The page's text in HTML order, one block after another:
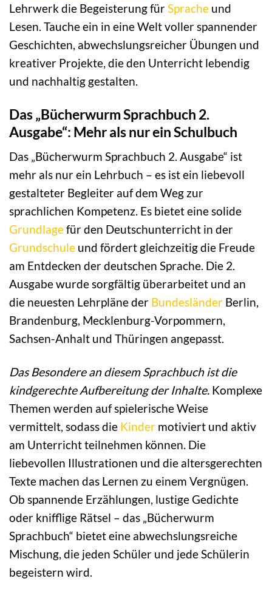
Lehrwerk die Begeisterung für Sprache und
Lesen. Tauche ein in eine Welt voller spannender
Geschichten, abwechslungsreicher Übungen und
kreativer Projekte, die den Unterricht lebendig
und nachhaltig gestalten.
Das „Bücherwurm Sprachbuch 2.
Ausgabe“: Mehr als nur ein Schulbuch
Das „Bücherwurm Sprachbuch 2. Ausgabe“ ist
mehr als nur ein Lehrbuch – es ist ein liebevoll
gestalteter Begleiter auf dem Weg zur
sprachlichen Kompetenz. Es bietet eine solide
Grundlagefür den Deutschunterricht in der
Grundschule und fördert gleichzeitig die Freude
am Entdecken der deutschen Sprache. Die 2.
Ausgabe wurde sorgfältig überarbeitet und an
die neuesten Lehrpläne der Bundesländer Berlin,
Brandenburg, Mecklenburg-Vorpommern,
Sachsen-Anhalt und Thüringen angepasst.
Das Besondere an diesem Sprachbuch ist die
kindgerechte Aufbereitung der Inhalte. Komplexe
Themen werden auf spielerische Weise
vermittelt, sodass die Kinder motiviert und aktiv
am Unterricht teilnehmen können. Die
liebevollen Illustrationen und die altersgerechten
Texte machen das Lernen zu einem Vergnügen.
Ob spannende Erzählungen, lustige Gedichte
oder knifflige Rätsel – das „Bücherwurm
Sprachbuch“ bietet eine abwechslungsreiche
Mischung, die jeden Schüler und jede Schülerin
begeistern wird.